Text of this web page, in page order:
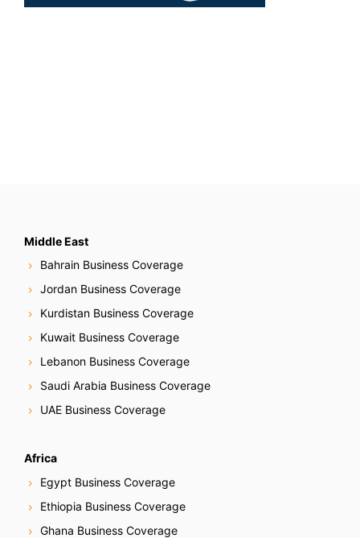
Middle East
Bahrain Business Coverage
Jordan Business Coverage
Kurdistan Business Coverage
Kuwait Business Coverage
Lebanon Business Coverage
Saudi Arabia Business Coverage
UAE Business Coverage
Africa
Egypt Business Coverage
Ethiopia Business Coverage
Ghana Business Coverage